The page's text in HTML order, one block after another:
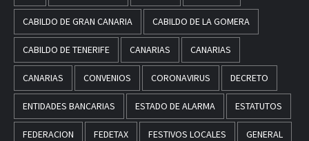
CABILDO DE GRAN CANARIA CABILDO DE LA GOMERA
CABILDO DE TENERIFE CANARIAS CANARIAS
CANARIAS CONVENIOS CORONAVIRUS DECRETO
ENTIDADES BANCARIAS ESTADO DE ALARMA ESTATUTOS
FEDERACION FEDETAX FESTIVOS LOCALES GENERAL